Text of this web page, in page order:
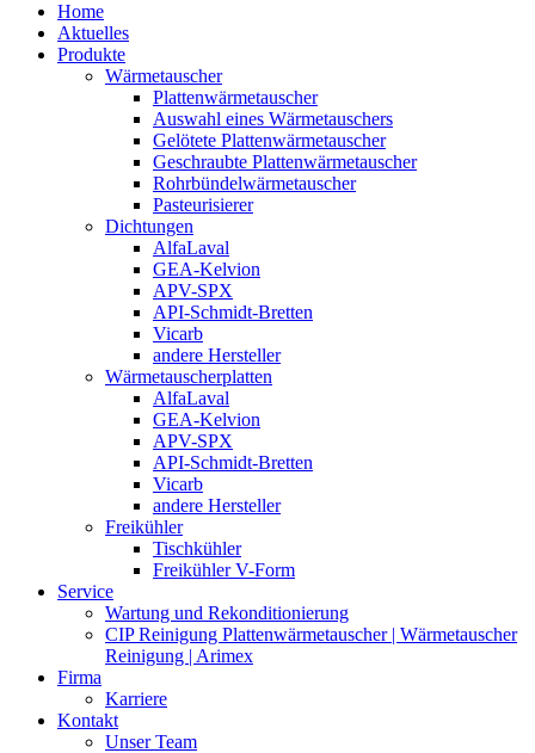
Home
Aktuelles
Produkte
Wärmetauscher
Plattenwärmetauscher
Auswahl eines Wärmetauschers
Gelötete Plattenwärmetauscher
Geschraubte Plattenwärmetauscher
Rohrbündelwärmetauscher
Pasteurisierer
Dichtungen
AlfaLaval
GEA-Kelvion
APV-SPX
API-Schmidt-Bretten
Vicarb
andere Hersteller
Wärmetauscherplatten
AlfaLaval
GEA-Kelvion
APV-SPX
API-Schmidt-Bretten
Vicarb
andere Hersteller
Freikühler
Tischkühler
Freikühler V-Form
Service
Wartung und Rekonditionierung
CIP Reinigung Plattenwärmetauscher | Wärmetauscher
Reinigung | Arimex
Firma
Karriere
Kontakt
Unser Team